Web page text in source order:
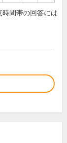
間帯の回答には